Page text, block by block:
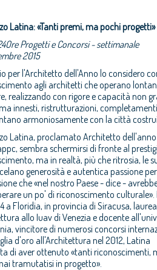
Latina: «Tanti premi, ma pochi progetti»
Progetti e Concorsi - settimanale
2015
per l'Architetto dell'Anno lo considero
agli architetti che operano
realizzando con rigore e capacità non
innesti, ristrutturazioni,
armoniosamente con la città
Latina, proclamato Architetto dell'anno
sembra schermirsi di fronte al
ma in realtà, più che ritrosia, le
generosità e autentica passione
che «nel nostro Paese - dice -
un po' di riconoscimento culturale».
a Floridia, in provincia di Siracusa,
allo Iuav di Venezia e docente
vincitore di numerosi concorsi
d'oro all'Architettura nel 2012, Latina
di aver ottenuto «tanti riconoscimenti,
tramutatisi in progetto».